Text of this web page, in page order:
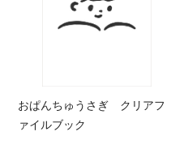
おぱんちゅうさぎ クリアフ
ァイルブック